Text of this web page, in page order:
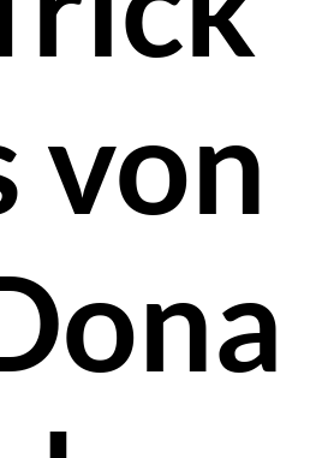
von